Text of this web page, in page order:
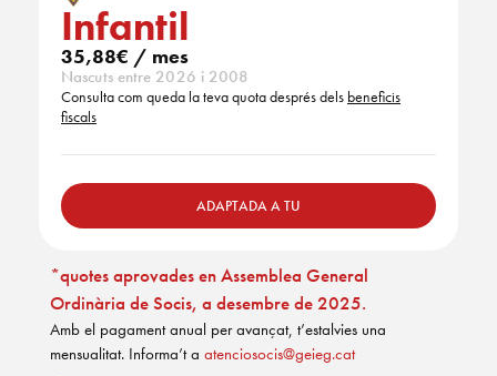
Infantil
35,88€ / mes
Nascuts entre 2026 i 2008
Consulta com queda la teva quota després dels beneficis
fiscals
ADAPTADA A TU
*quotes aprovades en Assemblea General
Ordinària de Socis, a desembre de 2025.
Amb el pagament anual per avançat, t’estalvies una
mensualitat. Informa’t a atenciosocis@geieg.cat